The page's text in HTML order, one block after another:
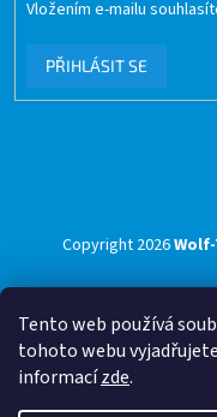
Tento web používá
tohoto webu
informacízde.
Vložením e-mailu
PŘIHLÁSIT SE
Copyright 2026